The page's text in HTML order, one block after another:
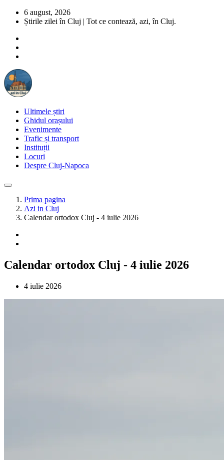
6 august, 2026
Știrile zilei în Cluj | Tot ce contează, azi, în Cluj.
Ultimele știri
Ghidul orașului
Evenimente
Trafic și transport
Instituții
Locuri
Despre Cluj-Napoca
Prima pagina
Azi in Cluj
Calendar ortodox Cluj - 4 iulie 2026
Calendar ortodox Cluj - 4 iulie 2026
4 iulie 2026